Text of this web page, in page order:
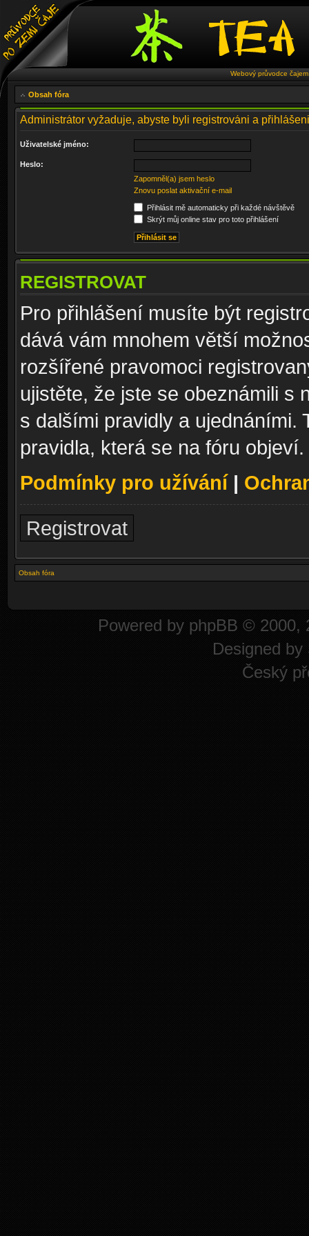
Webový průvodce
Obsah fóra
Administrátor vyžaduje, abyste byli registrováni a
Uživatelské jméno:
Heslo:
Zapomněl(a) jsem heslo
Znovu poslat aktivační e-mail
Přihlásit mě automaticky při každé návštěvě
Skrýt můj online stav pro toto přihlášení
REGISTROVAT
Pro přihlášení musíte být
dává vám mnohem větší
rozšířené pravomoci
ujistěte, že jste se obeznámili s
s dalšími pravidly a ujednáními.
pravidla, která se na fóru objeví.
Podmínky pro užívání|
Registrovat
Obsah fóra
Powered by phpBB © 2000,
Designed by
Český